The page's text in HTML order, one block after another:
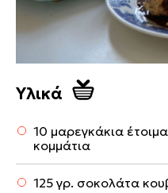
Υλικά
10 μαρεγκάκια
κομμάτια
125 γρ. σοκολάτα